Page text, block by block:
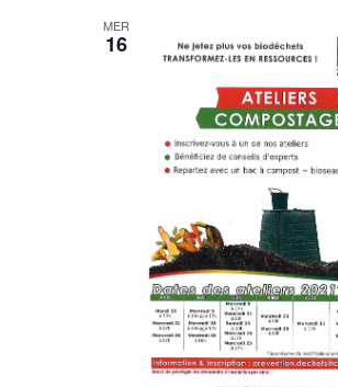
MER
16